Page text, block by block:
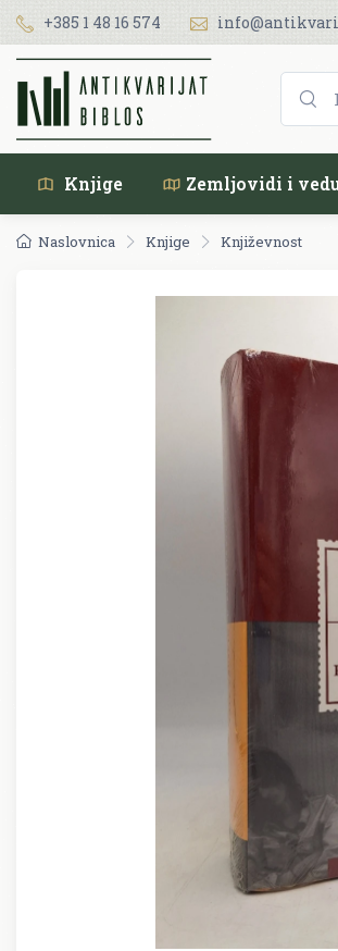
+385 1 48 16 574
Knjige Zemljovidi i
Naslovnica Knjige Književnost